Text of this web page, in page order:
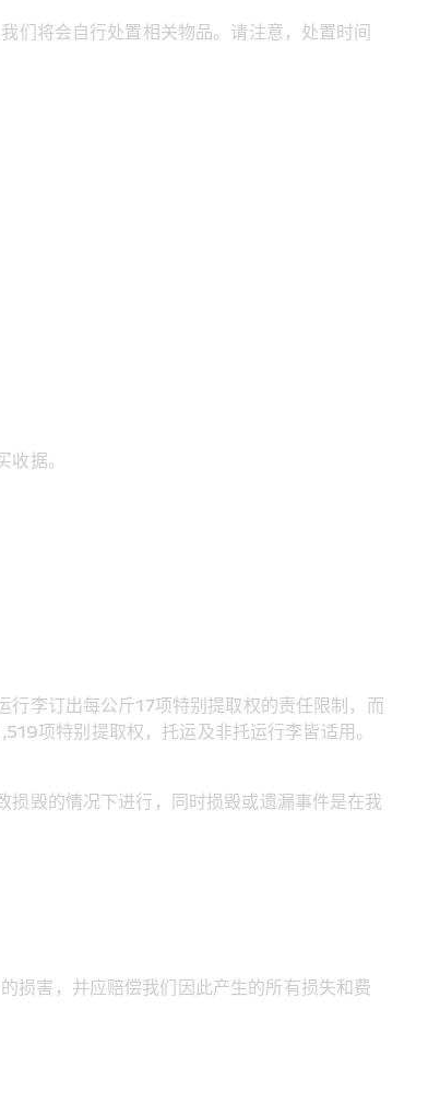
们将会自行处置相关物品。请注意，处置时间
据。
李订出每公斤17项特别提取权的责任限制，而
项特别提取权，托运及非托运行李皆适用。
毁的情况下进行，同时损毁或遗漏事件是在我
损害，并应赔偿我们因此产生的所有损失和费